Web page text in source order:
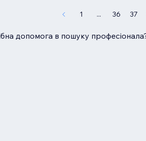
1 ... 36 37
допомога в пошуку